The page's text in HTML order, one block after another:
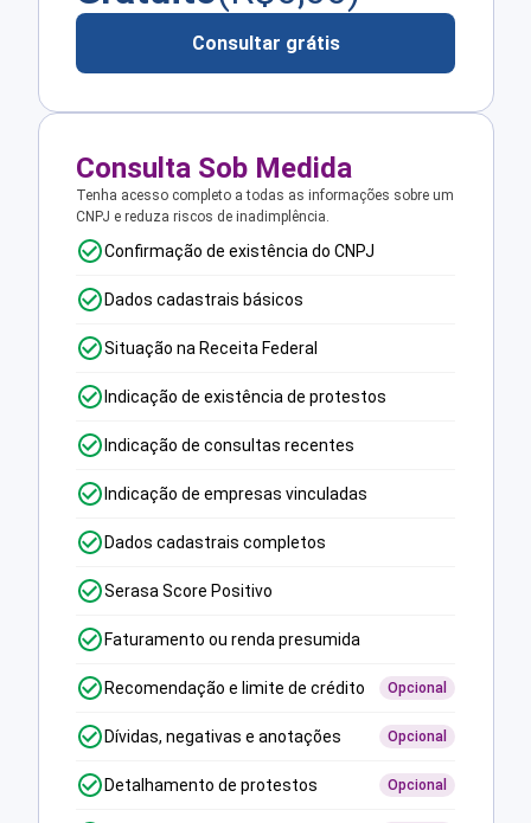
Consultar grátis
Consulta Sob Medida
Tenha acesso completo a todas as informações sobre um
CNPJ e reduza riscos de inadimplência.
Confirmação de existência do CNPJ
Dados cadastrais básicos
Situação na Receita Federal
Indicação de existência de protestos
Indicação de consultas recentes
Indicação de empresas vinculadas
Dados cadastrais completos
Serasa Score Positivo
Faturamento ou renda presumida
Recomendação e limite de crédito Opcional
Dívidas, negativas e anotações Opcional
Detalhamento de protestos Opcional